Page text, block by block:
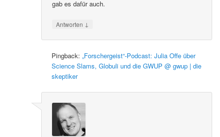
gab es dafür auch.
Antworten ↓
Pingback:„Forschergeist“-Podcast: Julia Offe über
Science Slams, Globuli und die GWUP @ gwup | die
skeptiker